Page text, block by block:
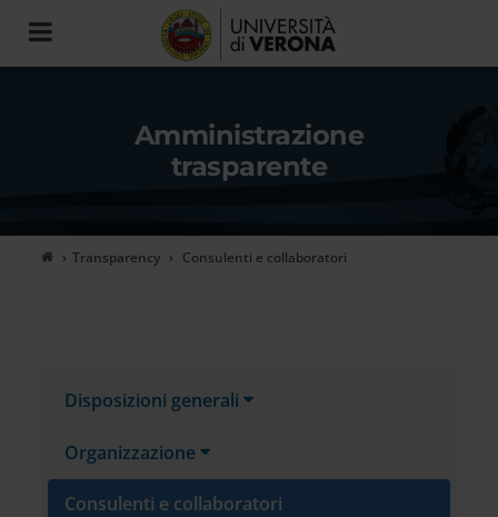
Toggle
navigation
Amministrazione
trasparente
Transparency Consulenti e collaboratori
Disposizioni generali
Organizzazione
Consulenti e collaboratori